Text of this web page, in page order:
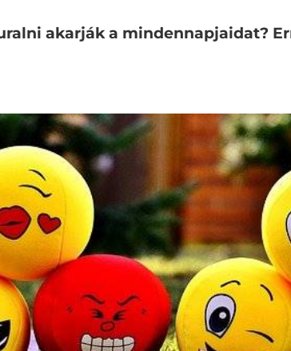
akarják a mindennapjaidat?